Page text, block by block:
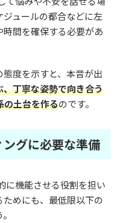
ュールの都合などに左
間を確保する必要があ
度を示すと、本音が出
丁寧な姿勢で向き合う
の土台を作るのです。
ングに必要な準備
に機能させる役割を担い
めにも、最低限以下の